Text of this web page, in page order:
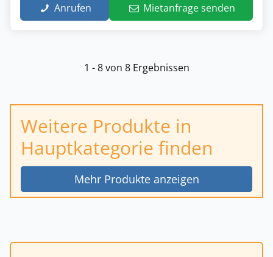
Anrufen Mietanfrage senden
1 - 8 von 8 Ergebnissen
Weitere Produkte in
Hauptkategorie finden
Mehr Produkte anzeigen